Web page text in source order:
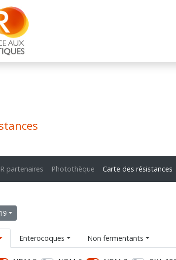
partenaires Photothèque Carte des résistances
Enterocoques Non fermentants